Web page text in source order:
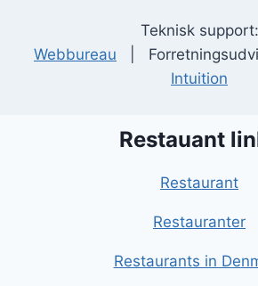
Teknisk support:
Webbureau |
Intuition
Restauant
Restaurant
Restauranter
Restaurants in